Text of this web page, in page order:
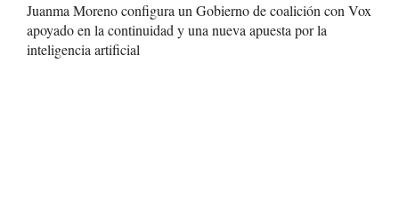
Juanma Moreno configura un Gobierno de coalición con Vox
apoyado en la continuidad y una nueva apuesta por la
inteligencia artificial